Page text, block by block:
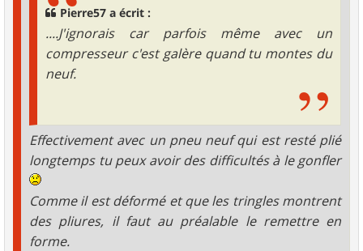
Pierre57 a écrit :
....J'ignorais car parfois même avec un
compresseur c'est galère quand tu montes du
neuf.
Effectivement avec un pneu neuf qui est resté plié
longtemps tu peux avoir des difficultés à le gonfler
Comme il est déformé et que les tringles montrent
des pliures, il faut au préalable le remettre en
forme.